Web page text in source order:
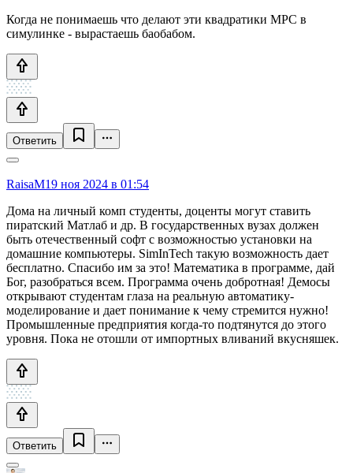
Когда не понимаешь что делают эти квадратики MPC в
симулинке - вырастаешь баобабом.
Ответить
RaisaM19 ноя 2024 в 01:54
Дома на личный комп студенты, доценты могут ставить
пиратский Матлаб и др. В государственных вузах должен
быть отечественный софт с возможностью установки на
домашние компьютеры. SimInTech такую возможность дает
бесплатно. Спасибо им за это! Математика в программе, дай
Бог, разобраться всем. Программа очень добротная! Демосы
открывают студентам глаза на реальную автоматику-
моделирование и дает понимание к чему стремится нужно!
Промышленные предприятия когда-то подтянутся до этого
уровня. Пока не отошли от импортных вливаний вкусняшек.
Ответить